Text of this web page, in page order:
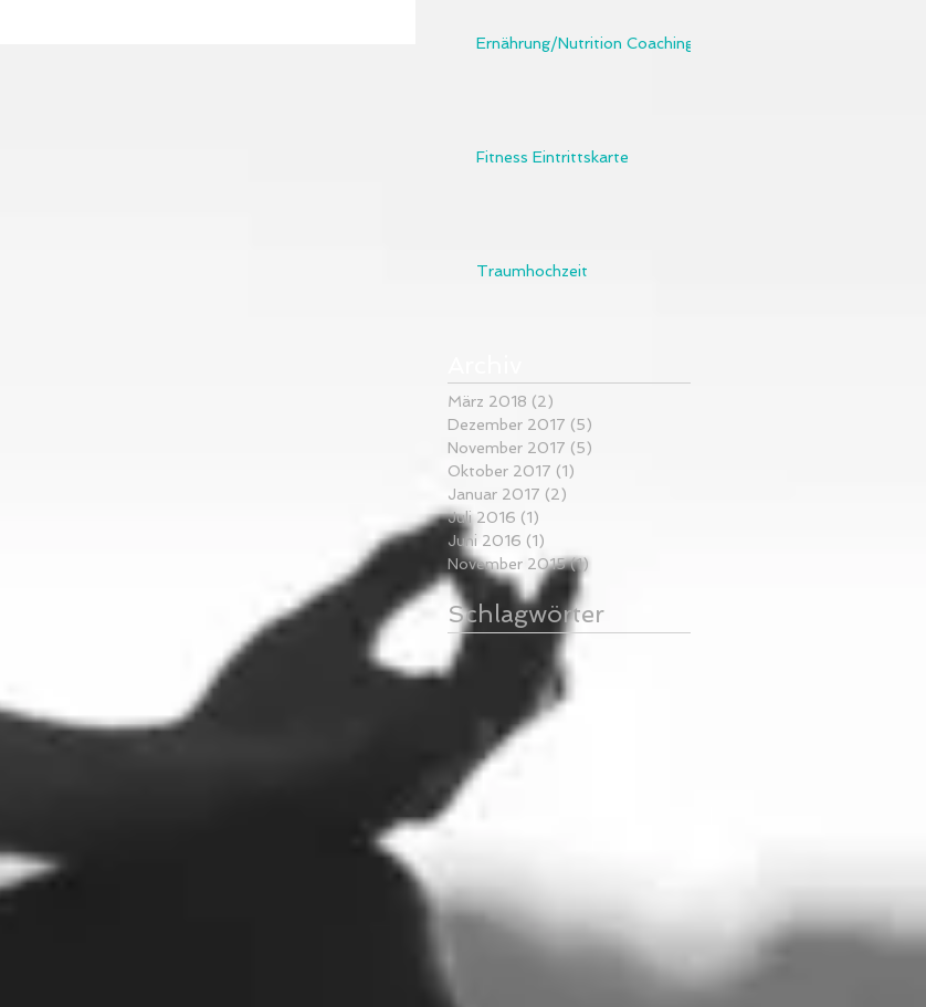
Ernährung/Nutrition Coaching
Fitness Eintrittskarte
Traumhochzeit
März 2018 (2)
Dezember 2017 (5)
November 2017 (5)
Oktober 2017 (1)
Januar 2017 (2)
Juli 2016 (1)
Juni 2016 (1)
November 2015 (1)
Schlagwörter